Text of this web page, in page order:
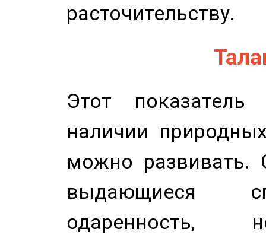
расточительству.
Этот показатель
наличии
можно развивать.
выдающиеся
одаренность,